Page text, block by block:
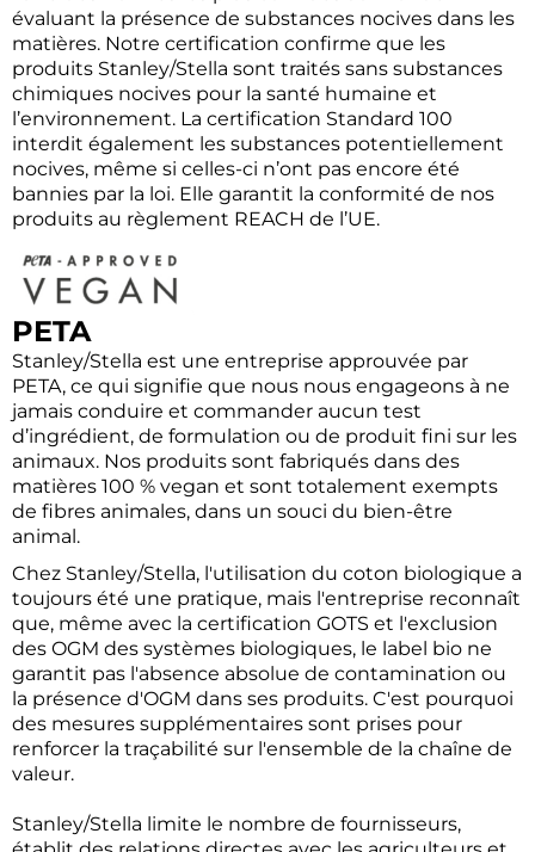
évaluant la présence de substances nocives dans les
matières. Notre certification confirme que les
produits Stanley/Stella sont traités sans substances
chimiques nocives pour la santé humaine et
l’environnement. La certification Standard 100
interdit également les substances potentiellement
nocives, même si celles-ci n’ont pas encore été
bannies par la loi. Elle garantit la conformité de nos
produits au règlement REACH de l’UE.
PETA
Stanley/Stella est une entreprise approuvée par
PETA, ce qui signifie que nous nous engageons à ne
jamais conduire et commander aucun test
d’ingrédient, de formulation ou de produit fini sur les
animaux. Nos produits sont fabriqués dans des
matières 100 % vegan et sont totalement exempts
de fibres animales, dans un souci du bien-être
animal.
Chez Stanley/Stella, l'utilisation du coton biologique a
toujours été une pratique, mais l'entreprise reconnaît
que, même avec la certification GOTS et l'exclusion
des OGM des systèmes biologiques, le label bio ne
garantit pas l'absence absolue de contamination ou
la présence d'OGM dans ses produits. C'est pourquoi
des mesures supplémentaires sont prises pour
renforcer la traçabilité sur l'ensemble de la chaîne de
valeur.
Stanley/Stella limite le nombre de fournisseurs,